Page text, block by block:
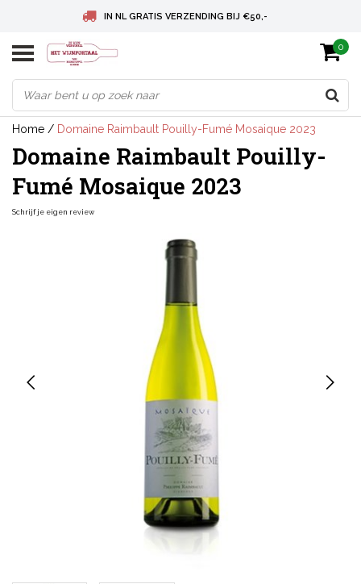
IN NL GRATIS VERZENDING BIJ €50,-
BELGIE GRATIS VERZENDING BIJ € 75
DEUTSCHLAND VERSANDKOSTENFREI AB € 75
0
Home / Domaine Raimbault Pouilly-Fumé Mosaique 2023
Domaine Raimbault Pouilly-
Fumé Mosaique 2023
Schrijf je eigen review